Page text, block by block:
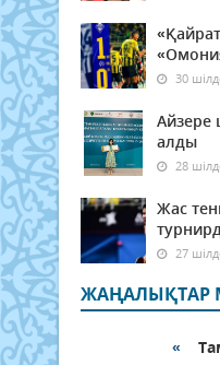
30
Айзере
алды
28
Жас
27
ЖАҢАЛЫҚТАР
«